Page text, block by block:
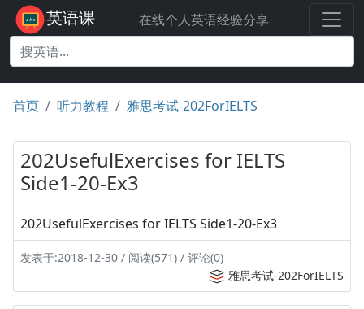
英语课 在线个人英语经验分享
首页 听力教程 雅思考试-202ForIELTS
202UsefulExercises for IELTS
Side1-20-Ex3
202UsefulExercises for IELTS Side1-20-Ex3
发表于:2018-12-30 / 阅读(571) / 评论(0)
雅思考试-202ForIELTS